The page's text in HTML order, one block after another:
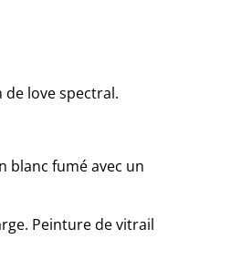
love spectral.
blanc fumé avec un
Peinture de vitrail